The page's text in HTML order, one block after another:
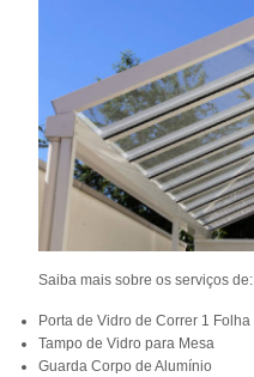
Saiba mais sobre os serviços de:
Porta de Vidro de Correr 1 Folha
Tampo de Vidro para Mesa
Guarda Corpo de Alumínio